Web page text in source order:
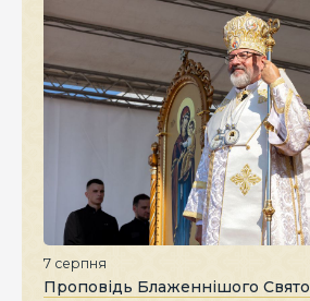
7 серпня
Проповідь Блаженнішого